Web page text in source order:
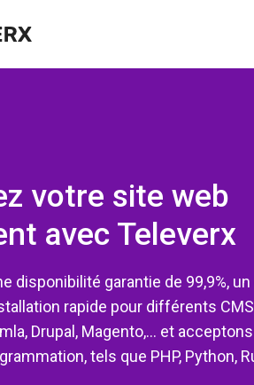
votre site web
avec Televerx
disponibilité garantie de 99,9%,
rapide pour différents
Drupal, Magento,... et
tels que PHP, Python,